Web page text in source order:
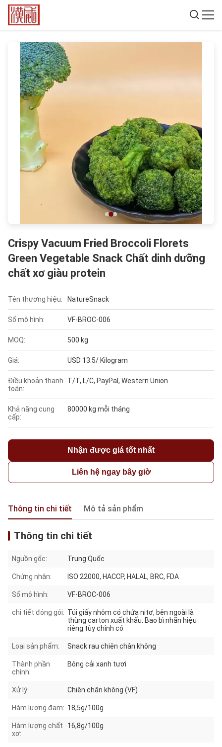
Crispy Vacuum Fried Broccoli Florets
Green Vegetable Snack Chất dinh dưỡng
chất xơ giàu protein
Tên thương hiệu: NatureSnack
Số mô hình: VF-BROC-006
MOQ: 500 kg
Giá: USD 13.5/ Kilogram
Điều khoản thanh
toán:
T/T, L/C, PayPal, Western Union
Khả năng cung
cấp:
80000 kg mỗi tháng
Nhận được giá tốt nhất
Liên hệ ngay bây giờ
Thông tin chi tiết Mô tả sản phẩm
Thông tin chi tiết
Nguồn gốc: Trung Quốc
Chứng nhận: ISO 22000, HACCP, HALAL, BRC, FDA
Số mô hình: VF-BROC-006
chi tiết đóng gói: Túi giấy nhôm có chứa nitơ, bên ngoài là
thùng carton xuất khẩu. Bao bì nhãn hiệu
riêng tùy chỉnh có
Loại sản phẩm: Snack rau chiên chân không
Thành phần
chính:
Bông cải xanh tươi
Xử lý: Chiên chân không (VF)
Hàm lượng đạm: 18,5g/100g
Hàm lượng chất
xơ:
16,8g/100g